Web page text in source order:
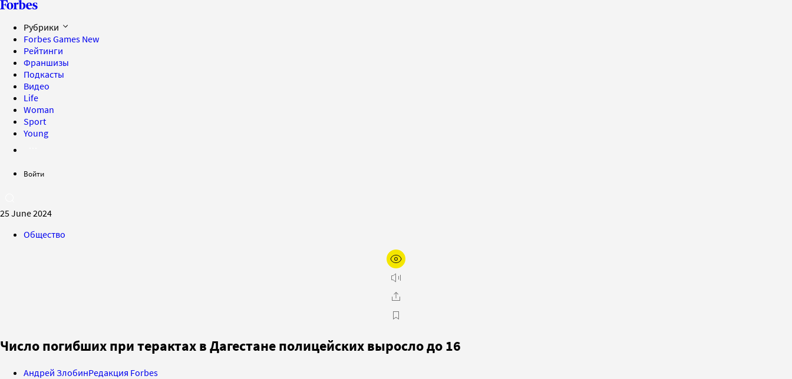
Рубрики
Forbes Games New
Рейтинги
Франшизы
Подкасты
Видео
Life
Woman
Sport
Young
Войти
25 June 2024
Общество
Число погибших при терактах в Дагестане полицейских выросло до 16
Андрей ЗлобинРедакция Forbes